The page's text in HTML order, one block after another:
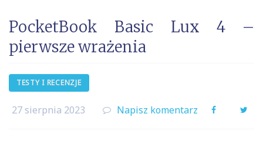
PocketBook Basic Lux 4 –
pierwsze wrażenia
TESTY I RECENZJE
27 sierpnia 2023 Napisz komentarz Facebook